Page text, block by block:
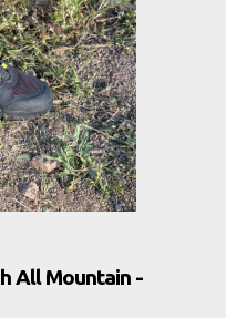
All Mountain -